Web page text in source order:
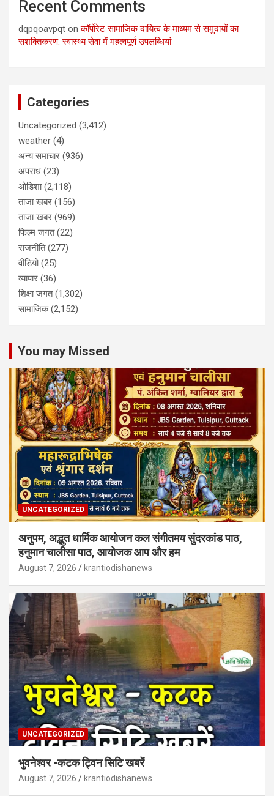
Recent Comments
dqpqoavpqt onकॉर्पोरेट सामाजिक दायित्व के माध्यम से समुदायों का
सशक्तिकरण: स्वास्थ्य सेवा में महत्वपूर्ण उपलब्धियां
Categories
Uncategorized (3,412)
weather (4)
अन्य समाचार (936)
अपराध (23)
ओडिशा(2,118)
ताजा खबर (156)
ताजा खबर (969)
फिल्म जगत(22)
राजनीति(277)
वीडियो(25)
व्यापार (36)
शिक्षा जगत(1,302)
सामाजिक(2,152)
You may Missed
UNCATEGORIZED
अनुपम, अद्भुत धार्मिक आयोजन कल संगीतमय सुंदरकांड पाठ,
हनुमान चालीसा पाठ, आयोजक आप और हम
August 7, 2026 krantiodishanews
UNCATEGORIZED
भुवनेश्वर -कटक ट्विन सिटि खबरें
August 7, 2026 krantiodishanews